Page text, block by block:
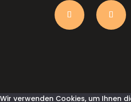
Wir verwenden Cookies, um Ihnen